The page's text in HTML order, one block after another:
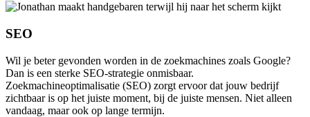
SEO
Wil je beter gevonden worden in de zoekmachines zoals Google?
Dan is een sterke SEO-strategie onmisbaar.
Zoekmachineoptimalisatie (SEO) zorgt ervoor dat jouw bedrijf
zichtbaar is op het juiste moment, bij de juiste mensen. Niet alleen
vandaag, maar ook op lange termijn.